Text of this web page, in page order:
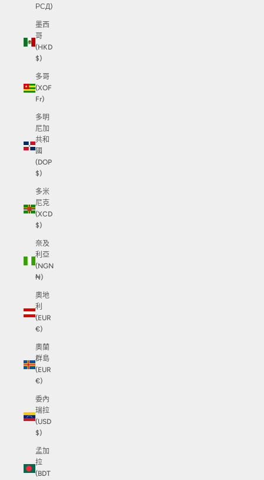
РСД)
墨西
哥
(HKD
$)
多哥
(XOF
Fr)
多明
尼加
共和
國
(DOP
$)
多米
尼克
(XCD
$)
奈及
利亞
(NGN
₦)
奧地
利
(EUR
€)
奧蘭
群島
(EUR
€)
委內
瑞拉
(USD
$)
孟加
拉
(BDT